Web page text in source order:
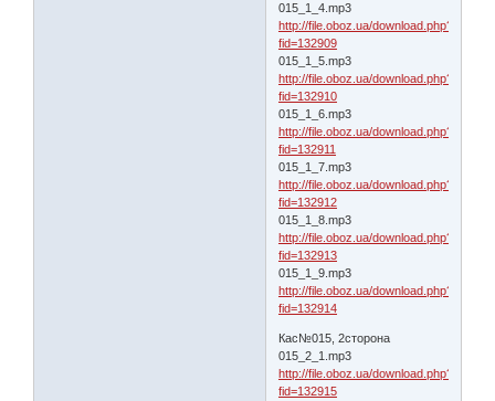
015_1_4.mp3
http://file.oboz.ua/download.php?
fid=132909
015_1_5.mp3
http://file.oboz.ua/download.php?
fid=132910
015_1_6.mp3
http://file.oboz.ua/download.php?
fid=132911
015_1_7.mp3
http://file.oboz.ua/download.php?
fid=132912
015_1_8.mp3
http://file.oboz.ua/download.php?
fid=132913
015_1_9.mp3
http://file.oboz.ua/download.php?
fid=132914
Кас№015, 2сторона
015_2_1.mp3
http://file.oboz.ua/download.php?
fid=132915